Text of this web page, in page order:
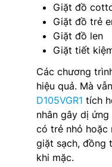
Giặt đồ
Giặt đồ trẻ
Giặt đồ len
Giặt tiết
Các chương
hiệu quả. Mà
D105VGR1 tích
nhân gây dị
có trẻ nhỏ hoặc
giặt sạch, đồng
khi mặc.